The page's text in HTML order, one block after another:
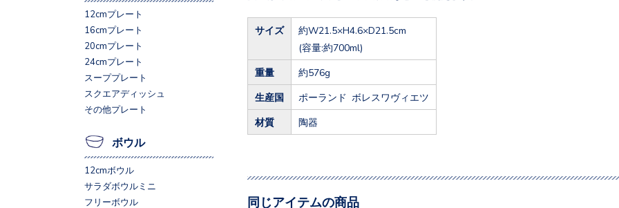
サイズ
約W21.5×H4.6×D21.5cm
(容量:約700ml)
重量 約576g
生産国 ポーランド ボレスワヴィエツ
材質 陶器
同じアイテムの商品
12cmプレート
16cmプレート
20cmプレート
24cmプレート
スーププレート
スクエアディッシュ
その他プレート
ボウル
12cmボウル
サラダボウルミニ
フリーボウル